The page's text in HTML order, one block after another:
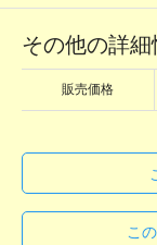
その他の詳細
販売価格
こ